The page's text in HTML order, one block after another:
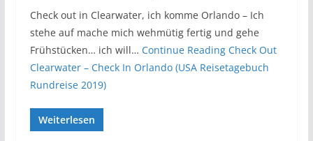
Check out in Clearwater, ich komme Orlando – Ich
stehe auf mache mich wehmütig fertig und gehe
Frühstücken… ich will… Continue ReadingCheck Out
Clearwater – Check In Orlando (USA Reisetagebuch
Rundreise 2019)
Weiterlesen